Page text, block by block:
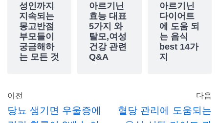
성인까지
지속되는
몽고반점
부모들이
궁금해하
는 모든 것
아르기닌
효능 대표
5가지 와
탈모,여성
건강 관련
Q&A
아르기닌
다이어트
에 도움 되
는 음식
best 14가
지
이전
당뇨 생기면 우울증에
다음
혈당 관리에 도움되는